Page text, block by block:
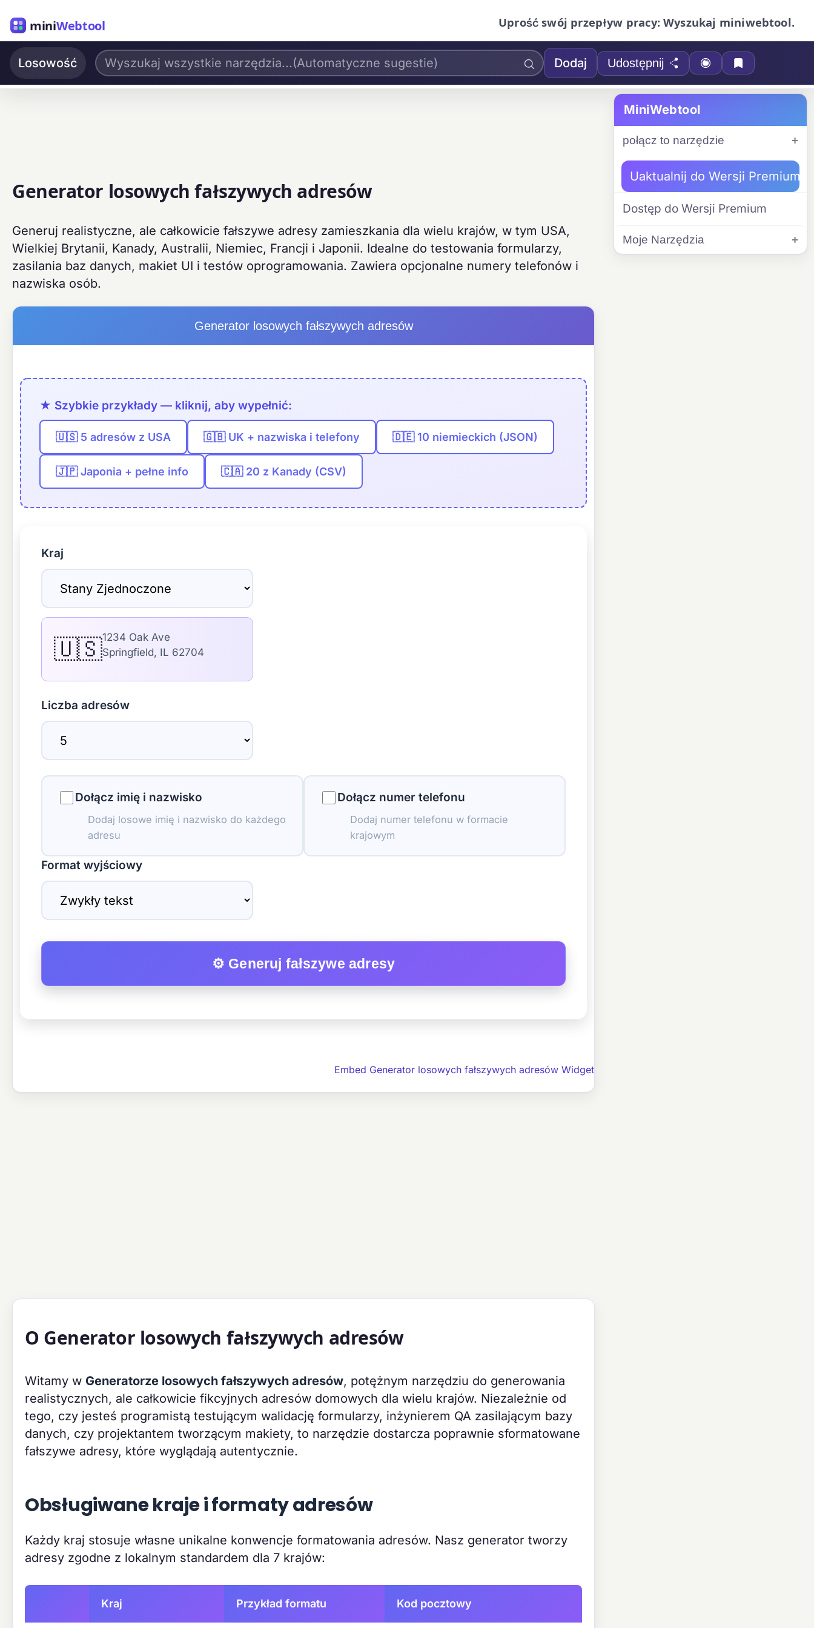
miniWebtool Uprość swój przepływ pracy: Wyszukaj miniwebtool.
Losowość Dodaj Udostępnij
Generator losowych fałszywych adresów
Generuj realistyczne, ale całkowicie fałszywe adresy zamieszkania dla wielu krajów, w tym USA,
Wielkiej Brytanii, Kanady, Australii, Niemiec, Francji i Japonii. Idealne do testowania formularzy,
zasilania baz danych, makiet UI i testów oprogramowania. Zawiera opcjonalne numery telefonów i
nazwiska osób.
Generator losowych fałszywych adresów
★ Szybkie przykłady — kliknij, aby wypełnić:
🇺🇸 5 adresów z USA 🇬🇧 UK + nazwiska i telefony 🇩🇪 10 niemieckich (JSON)
🇯🇵 Japonia + pełne info 🇨🇦 20 z Kanady (CSV)
Kraj
🇺🇸1234 Oak Ave
Springfield, IL 62704
Liczba adresów
Dołącz imię i nazwisko
Dodaj losowe imię i nazwisko do każdego
adresu
Dołącz numer telefonu
Dodaj numer telefonu w formacie
krajowym
Format wyjściowy
⚙ Generuj fałszywe adresy
Embed Generator losowych fałszywych adresów Widget
O Generator losowych fałszywych adresów
Witamy w Generatorze losowych fałszywych adresów, potężnym narzędziu do generowania
realistycznych, ale całkowicie fikcyjnych adresów domowych dla wielu krajów. Niezależnie od
tego, czy jesteś programistą testującym walidację formularzy, inżynierem QA zasilającym bazy
danych, czy projektantem tworzącym makiety, to narzędzie dostarcza poprawnie sformatowane
fałszywe adresy, które wyglądają autentycznie.
Obsługiwane kraje i formaty adresów
Każdy kraj stosuje własne unikalne konwencje formatowania adresów. Nasz generator tworzy
adresy zgodne z lokalnym standardem dla 7 krajów:
Kraj Przykład formatu Kod pocztowy
MiniWebtool
połącz to narzędzie
Uaktualnij do Wersji Premium
Dostęp do Wersji Premium
Moje Narzędzia